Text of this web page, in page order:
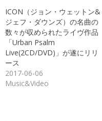
き
ま
す)
い
ウ
ィ
ン
ド
ウ
で
開
ICON（ジョン・ウェットン&
ジェフ・ダウンズ）の名曲の
数々が収められたライヴ作品
「Urban Psalm
Live(2CD/DVD)」が遂にリリ
ース
2017-06-06
Music&Video